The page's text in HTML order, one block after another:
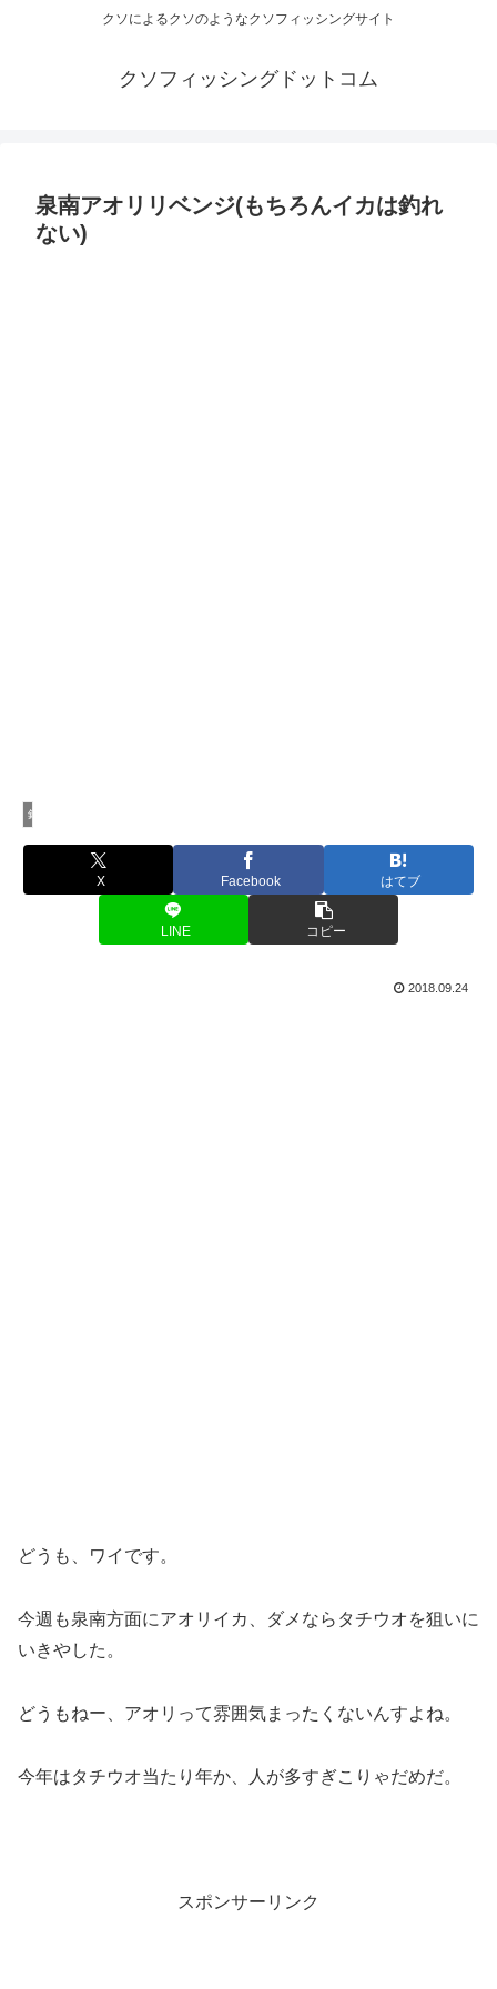
クソによるクソのようなクソフィッシングサイト
クソフィッシングドットコム
泉南アオリリベンジ(もちろんイカは釣れ
ない)
釣行記
X Facebook はてブ
LINE コピー
2018.09.24
どうも、ワイです。
今週も泉南方面にアオリイカ、ダメならタチウオを狙いに
いきやした。
どうもねー、アオリって雰囲気まったくないんすよね。
今年はタチウオ当たり年か、人が多すぎこりゃだめだ。
スポンサーリンク